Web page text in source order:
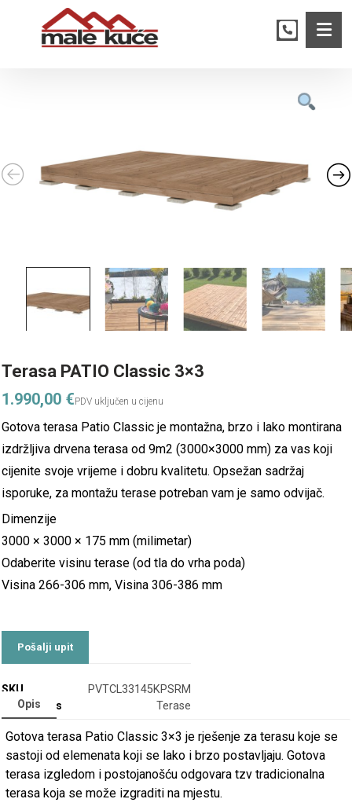
Terasa PATIO Classic 3×3
1.990,00 €
Gotova terasa Patio Classic je montažna, brzo i lako montirana
izdržljiva drvena terasa od 9m2 (3000×3000 mm) za vas koji
cijenite svoje vrijeme i dobru kvalitetu. Opsežan sadržaj
isporuke, za montažu terase potreban vam je samo odvijač.
Dimenzije
3000 × 3000 × 175 mm (milimetar)
Odaberite visinu terase (od tla do vrha poda)
Visina 266-306 mm, Visina 306-386 mm
SKU
PVTCL33145KPSRM
Categories
Terase
Opis
Gotova terasa Patio Classic 3×3 je rješenje za terasu koje se
sastoji od elemenata koji se lako i brzo postavljaju. Gotova
terasa izgledom i postojanošću odgovara tzv tradicionalna
terasa koja se može izgraditi na mjestu.